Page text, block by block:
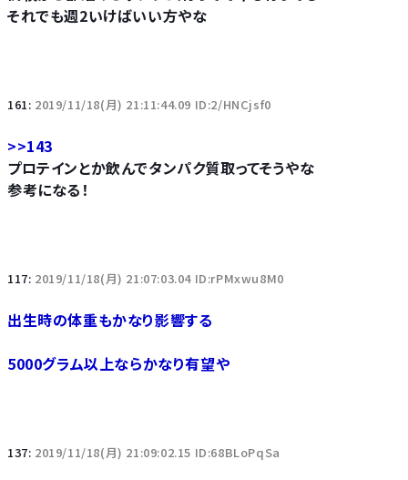
それでも週2いけばいい方やな
161: 2019/11/18(月) 21:11:44.09 ID:2/HNCjsf0
>>143
プロテインとか飲んでタンパク質取ってそうやな
参考になる！
117: 2019/11/18(月) 21:07:03.04 ID:rPMxwu8M0
出生時の体重もかなり影響する
5000グラム以上ならかなり有望や
137: 2019/11/18(月) 21:09:02.15 ID:68BLoPqSa